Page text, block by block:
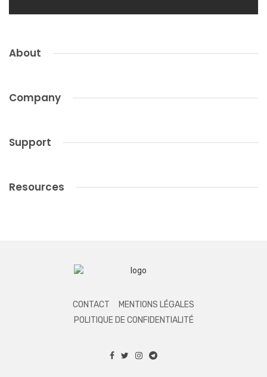
About
Company
Support
Resources
CONTACT
MENTIONS LÉGALES
POLITIQUE DE CONFIDENTIALITÉ